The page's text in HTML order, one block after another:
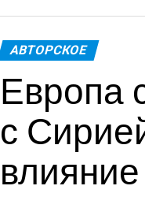
после 13 лет
Санкции были
Россия и Иран,
прекратили
Москву.
Согласно
АВТОРСКОЕ
Европа
с
влияние